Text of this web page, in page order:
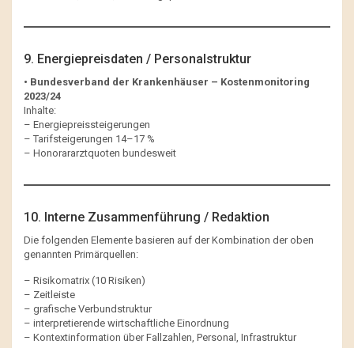
9. Energiepreisdaten / Personalstruktur
• Bundesverband der Krankenhäuser – Kostenmonitoring
2023/24
Inhalte:
– Energiepreissteigerungen
– Tarifsteigerungen 14–17 %
– Honorararztquoten bundesweit
10. Interne Zusammenführung / Redaktion
Die folgenden Elemente basieren auf der Kombination der oben
genannten Primärquellen:
– Risikomatrix (10 Risiken)
– Zeitleiste
– grafische Verbundstruktur
– interpretierende wirtschaftliche Einordnung
– Kontextinformation über Fallzahlen, Personal, Infrastruktur